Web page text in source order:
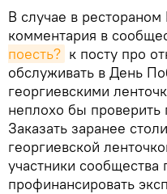
В случае в
комментария в
поесть? к посту про
обслуживать в День
георгиевскими
неплохо бы
Заказать заранее
георгиевской
участники сообщества
профинансировать